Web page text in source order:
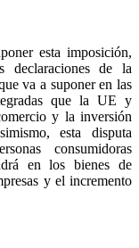
esta imposición,
declaraciones de la
va a suponer en las
que la UE y
y la inversión
esta disputa
consumidoras
en los bienes de
y el incremento